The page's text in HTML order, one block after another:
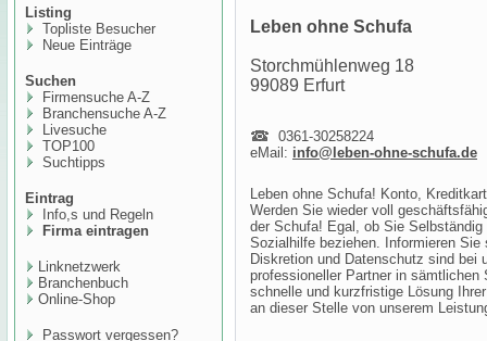
Listing
Topliste Besucher
Neue Einträge
Suchen
Firmensuche A-Z
Branchensuche A-Z
Livesuche
TOP100
Suchtipps
Eintrag
Info,s und Regeln
Firma eintragen
Linknetzwerk
Branchenbuch
Online-Shop
Passwort vergessen?
Leben ohne Schufa
Storchmühlenweg 18
99089 Erfurt
0361-30258224
eMail: info@leben-ohne-schufa.de
Leben ohne Schufa! Konto,
Werden Sie wieder voll
der Schufa! Egal, ob Sie
Sozialhilfe beziehen. Informieren
Diskretion und Datenschutz sind
professioneller Partner in
schnelle und kurzfristige Lösung
an dieser Stelle von unserem